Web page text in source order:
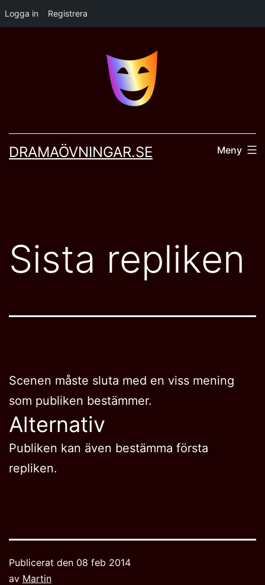
Logga in Registrera
DRAMAÖVNINGAR.SE Meny
Sista repliken
Scenen måste sluta med en viss mening
som publiken bestämmer.
Alternativ
Publiken kan även bestämma första
repliken.
Publicerat den 08 feb 2014
av Martin